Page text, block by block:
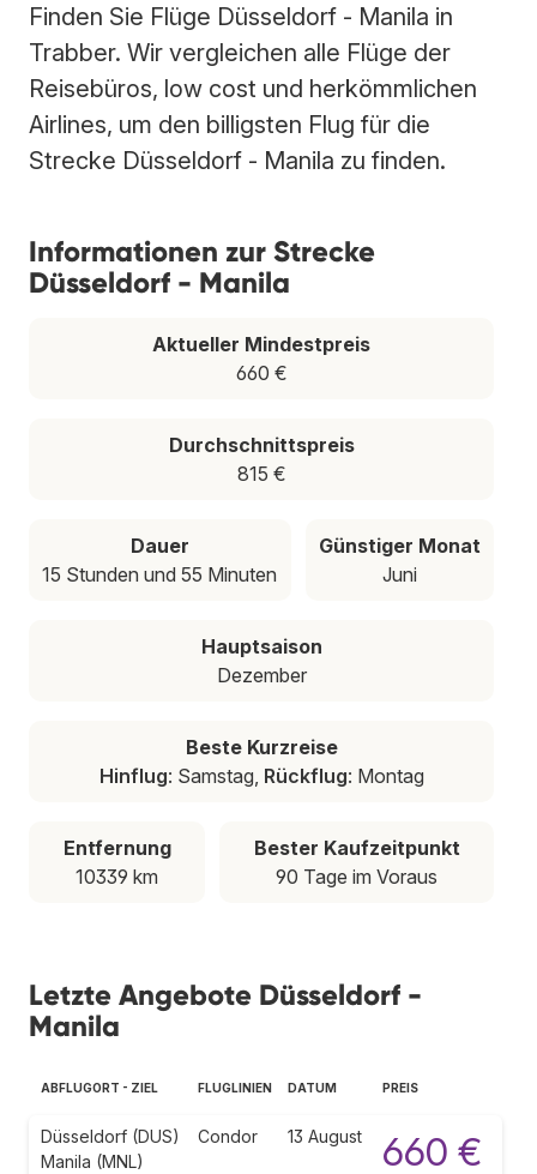
Finden Sie Flüge Düsseldorf - Manila in
Trabber. Wir vergleichen alle Flüge der
Reisebüros, low cost und herkömmlichen
Airlines, um den billigsten Flug für die
Strecke Düsseldorf - Manila zu finden.
Informationen zur Strecke
Düsseldorf - Manila
Aktueller Mindestpreis
660 €
Durchschnittspreis
815 €
Dauer
15 Stunden und 55 Minuten
Günstiger Monat
Juni
Hauptsaison
Dezember
Beste Kurzreise
Hinflug: Samstag, Rückflug: Montag
Entfernung
10339 km
Bester Kaufzeitpunkt
90 Tage im Voraus
Letzte Angebote Düsseldorf -
Manila
ABFLUGORT - ZIEL FLUGLINIEN DATUM PREIS
Düsseldorf (DUS)
Manila (MNL)
Condor 13 August 660 €